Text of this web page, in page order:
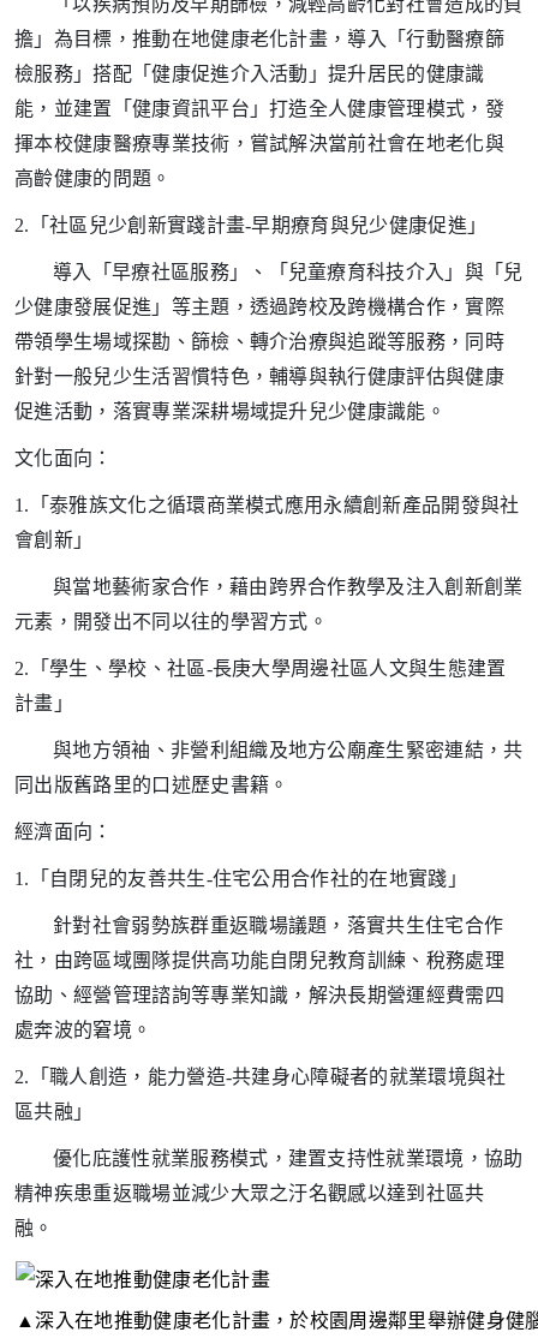
「以疾病預防及早期篩檢，減輕高齡化對社會造成的負
擔」為目標，推動在地健康老化計畫，導入「行動醫療篩
檢服務」搭配「健康促進介入活動」提升居民的健康識
能，並建置「健康資訊平台」打造全人健康管理模式，發
揮本校健康醫療專業技術，嘗試解決當前社會在地老化與
高齡健康的問題。
2. 「社區兒少創新實踐計畫-早期療育與兒少健康促進」
導入「早療社區服務」、「兒童療育科技介入」與「兒
少健康發展促進」等主題，透過跨校及跨機構合作，實際
帶領學生場域探勘、篩檢、轉介治療與追蹤等服務，同時
針對一般兒少生活習慣特色，輔導與執行健康評估與健康
促進活動，落實專業深耕場域提升兒少健康識能。
文化面向：
1. 「泰雅族文化之循環商業模式應用永續創新產品開發與社
會創新」
與當地藝術家合作，藉由跨界合作教學及注入創新創業
元素，開發出不同以往的學習方式。
2. 「學生、學校、社區-長庚大學周邊社區人文與生態建置
計畫」
與地方領袖、非營利組織及地方公廟產生緊密連結，共
同出版舊路里的口述歷史書籍。
經濟面向：
1. 「自閉兒的友善共生-住宅公用合作社的在地實踐」
針對社會弱勢族群重返職場議題，落實共生住宅合作
社，由跨區域團隊提供高功能自閉兒教育訓練、稅務處理
協助、經營管理諮詢等專業知識，解決長期營運經費需四
處奔波的窘境。
2. 「職人創造，能力營造-共建身心障礙者的就業環境與社
區共融」
優化庇護性就業服務模式，建置支持性就業環境，協助
精神疾患重返職場並減少大眾之汙名觀感以達到社區共
融。
▲深入在地推動健康老化計畫，於校園周邊鄰里舉辦健身健